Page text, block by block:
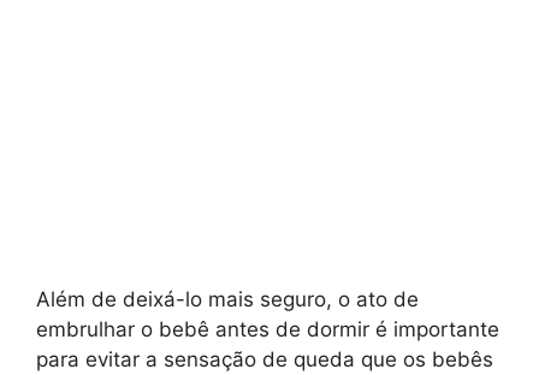
Além de deixá-lo mais seguro, o ato de
embrulhar o bebê antes de dormir é importante
para evitar a sensação de queda que os bebês